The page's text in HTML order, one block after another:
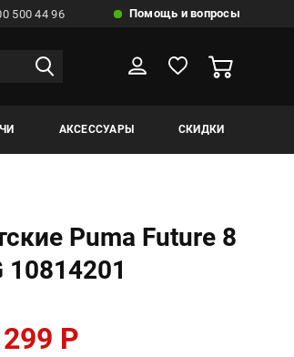
500 44 96 Помощь и вопросы
АКСЕССУАРЫ СКИДКИ
Puma Future 8
10814201
Р